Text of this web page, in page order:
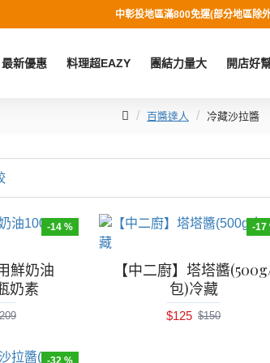
中彰投地區滿800免運(部分地區除
最新優惠 料理超EAZY 團結力量大 開店好
百醬達人 冷藏沙拉醬
-14 %
鮮奶油
奶素
-17
【中二廚】塔塔醬
包)冷藏
$125 $150
-32 %